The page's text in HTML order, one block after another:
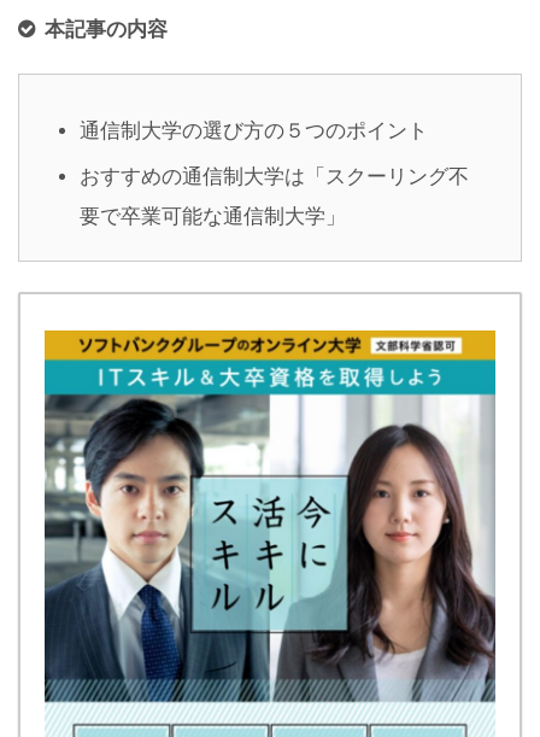
本記事の内容
通信制大学の選び方の５つのポイント
おすすめの通信制大学は「スクーリング不
要で卒業可能な通信制大学」